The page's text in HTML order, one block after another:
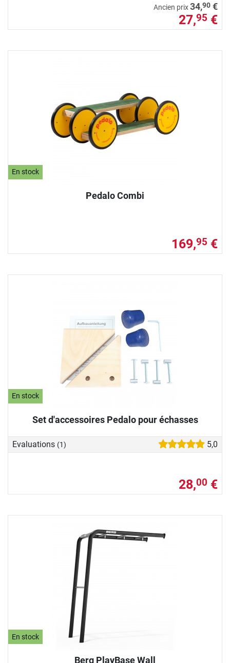
Ancien prix34,90 €
27,95 €
En stock
Pedalo Combi
169,95 €
En stock
Set d'accessoires Pedalo pour échasses
Evaluations (1) 5,0
28,00 €
En stock
Berg PlayBase Wall